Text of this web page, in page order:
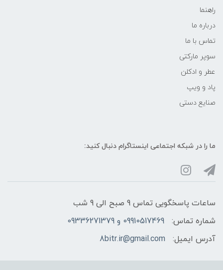
راهنما
درباره ما
تماس با ما
سوپر مارکتی
عطر و ادکلن
پاد و ویپ
صنایع دستی
ما را در شبکه‌ اجتماعی اینستاگرام دنبال کنید:
ساعات پاسخگویی تماس 9 صبح الی 9 شب
شماره تماس:
09910517469 و 09336271379
آدرس ایمیل:
8bitr.ir@gmail.com